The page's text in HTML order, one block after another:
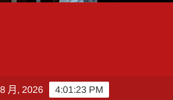
4:01:25 PM
月, 2026